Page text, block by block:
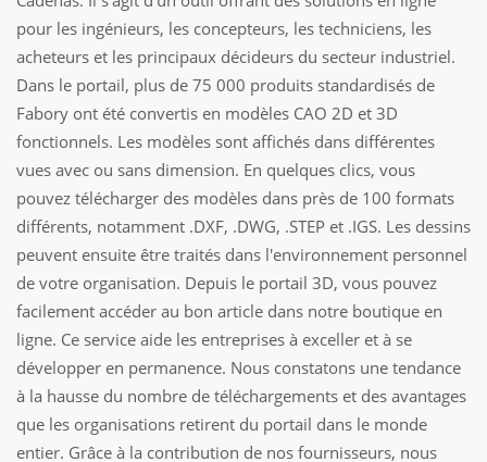
pour les ingénieurs, les concepteurs, les techniciens, les
acheteurs et les principaux décideurs du secteur industriel.
Dans le portail, plus de 75 000 produits standardisés de
Fabory ont été convertis en modèles CAO 2D et 3D
fonctionnels. Les modèles sont affichés dans différentes
vues avec ou sans dimension. En quelques clics, vous
pouvez télécharger des modèles dans près de 100 formats
différents, notamment .DXF, .DWG, .STEP et .IGS. Les dessins
peuvent ensuite être traités dans l'environnement personnel
de votre organisation. Depuis le portail 3D, vous pouvez
facilement accéder au bon article dans notre boutique en
ligne. Ce service aide les entreprises à exceller et à se
développer en permanence. Nous constatons une tendance
à la hausse du nombre de téléchargements et des avantages
que les organisations retirent du portail dans le monde
entier. Grâce à la contribution de nos fournisseurs, nous